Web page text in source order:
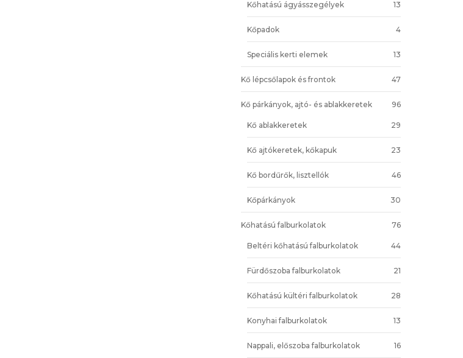
Kőhatású ágyásszegélyek 13
Kőpadok 4
Speciális kerti elemek 13
Kő lépcsőlapok és frontok 47
Kő párkányok, ajtó- és ablakkeretek 96
Kő ablakkeretek 29
Kő ajtókeretek, kőkapuk 23
Kő bordűrők, lisztellók 46
Kőpárkányok 30
Kőhatású falburkolatok 76
Beltéri kőhatású falburkolatok 44
Fürdőszoba falburkolatok 21
Kőhatású kültéri falburkolatok 28
Konyhai falburkolatok 13
Nappali, előszoba falburkolatok 16